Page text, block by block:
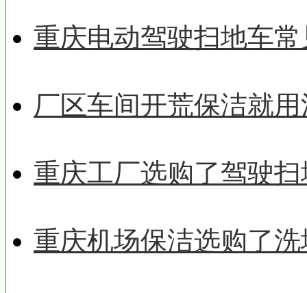
重庆电动驾驶扫地车
厂区车间开荒保洁就
重庆工厂选购了驾驶
重庆机场保洁选购了